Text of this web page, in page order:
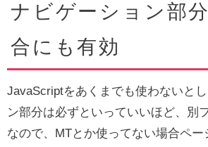
ナビゲーション部
合にも有効
JavaScriptをあくまでも使わないと
ン部分は必ずといっていいほど、別
なので、MTとか使ってない場合ペ